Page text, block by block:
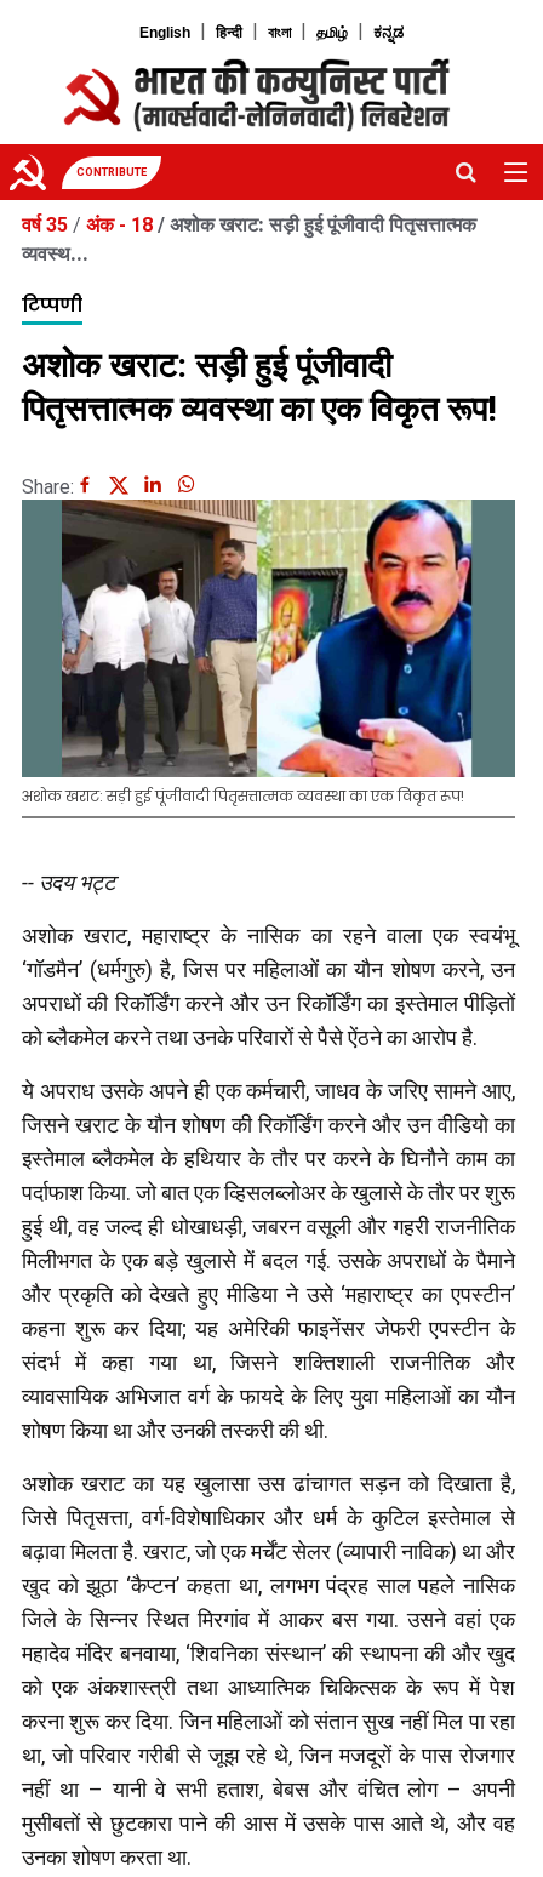
English | हिन्दी | বাংলা | தமிழ் | ಕನ್ನಡ
CONTRIBUTE
वर्ष 35 / अंक - 18 / अशोक खराट: सड़ी हुई पूंजीवादी पितृसत्तात्मक
व्यवस्थ...
टिप्पणी
अशोक खराट: सड़ी हुई पूंजीवादी
पितृसत्तात्मक व्यवस्था का एक विकृत रूप!
Share:
अशोक खराट: सड़ी हुई पूंजीवादी पितृसत्तात्मक व्यवस्था का एक विकृत रूप!
-- उदय भट्ट
अशोक खराट, महाराष्ट्र के नासिक का रहने वाला एक स्वयंभू
‘गॉडमैन’ (धर्मगुरु) है, जिस पर महिलाओं का यौन शोषण करने, उन
अपराधों की रिकॉर्डिंग करने और उन रिकॉर्डिंग का इस्तेमाल पीड़ितों
को ब्लैकमेल करने तथा उनके परिवारों से पैसे ऐंठने का आरोप है.
ये अपराध उसके अपने ही एक कर्मचारी, जाधव के जरिए सामने आए,
जिसने खराट के यौन शोषण की रिकॉर्डिंग करने और उन वीडियो का
इस्तेमाल ब्लैकमेल के हथियार के तौर पर करने के घिनौने काम का
पर्दाफाश किया. जो बात एक व्हिसलब्लोअर के खुलासे के तौर पर शुरू
हुई थी, वह जल्द ही धोखाधड़ी, जबरन वसूली और गहरी राजनीतिक
मिलीभगत के एक बड़े खुलासे में बदल गई. उसके अपराधों के पैमाने
और प्रकृति को देखते हुए मीडिया ने उसे ‘महाराष्ट्र का एपस्टीन’
कहना शुरू कर दिया; यह अमेरिकी फाइनेंसर जेफरी एपस्टीन के
संदर्भ में कहा गया था, जिसने शक्तिशाली राजनीतिक और
व्यावसायिक अभिजात वर्ग के फायदे के लिए युवा महिलाओं का यौन
शोषण किया था और उनकी तस्करी की थी.
अशोक खराट का यह खुलासा उस ढांचागत सड़न को दिखाता है,
जिसे पितृसत्ता, वर्ग-विशेषाधिकार और धर्म के कुटिल इस्तेमाल से
बढ़ावा मिलता है. खराट, जो एक मर्चेंट सेलर (व्यापारी नाविक) था और
खुद को झूठा ‘कैप्टन’ कहता था, लगभग पंद्रह साल पहले नासिक
जिले के सिन्नर स्थित मिरगांव में आकर बस गया. उसने वहां एक
महादेव मंदिर बनवाया, ‘शिवनिका संस्थान’ की स्थापना की और खुद
को एक अंकशास्त्री तथा आध्यात्मिक चिकित्सक के रूप में पेश
करना शुरू कर दिया. जिन महिलाओं को संतान सुख नहीं मिल पा रहा
था, जो परिवार गरीबी से जूझ रहे थे, जिन मजदूरों के पास रोजगार
नहीं था – यानी वे सभी हताश, बेबस और वंचित लोग – अपनी
मुसीबतों से छुटकारा पाने की आस में उसके पास आते थे, और वह
उनका शोषण करता था.